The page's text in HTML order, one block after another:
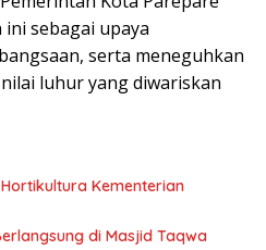
sebagai upaya
serta meneguhkan
luhur yang diwariskan
Kementerian
di Masjid Taqwa